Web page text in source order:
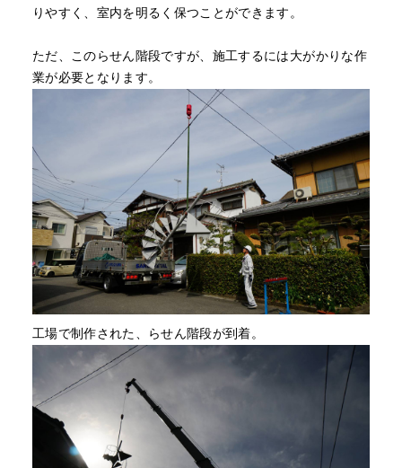
りやすく、室内を明るく保つことができます。
ただ、このらせん階段ですが、施工するには大がかりな作
業が必要となります。
工場で制作された、らせん階段が到着。